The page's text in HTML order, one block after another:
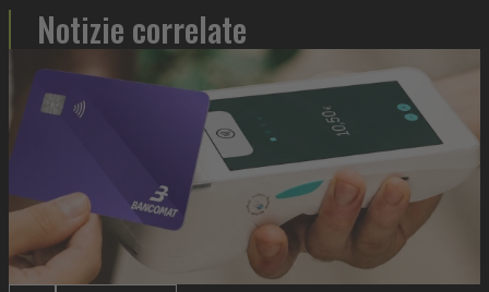
Notizie correlate